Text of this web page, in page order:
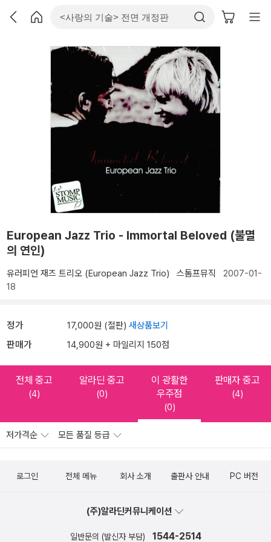
European Jazz Trio - Immortal Beloved (불멸
의 연인)
유러피언 재즈 트리오 (European Jazz Trio) 스톰프뮤직
2007-01-
18
정가 17,000원 (절판) 새상품보기
판매가 14,900원 + 마일리지 150점
전체 중고
(4)
알라딘 중고
(0)
이 광활한
우주점
(0)
판매자 중고
(4)
저가격순 모든 품질 등급
로그인 전체 메뉴 회사 소개 출판사 안내 PC 버전
(주)알라딘커뮤니케이션
일반문의 (발신자 부담) 1544-2514